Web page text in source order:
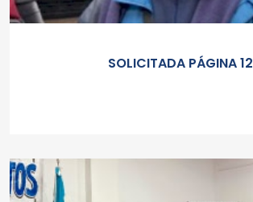
SOLICITADA PÁGINA 12